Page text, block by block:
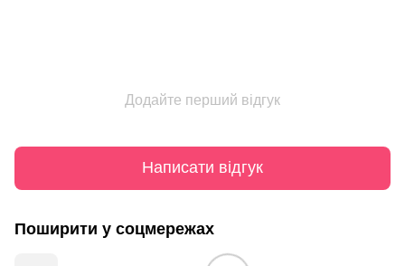
Додайте перший відгук
Написати відгук
Поширити у соцмережах